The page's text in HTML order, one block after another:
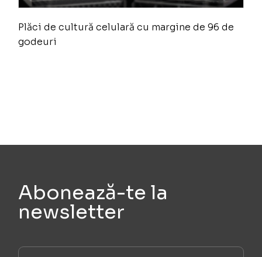
Plăci de cultură celulară cu margine de 96 de
godeuri
Abonează-te la
newsletter